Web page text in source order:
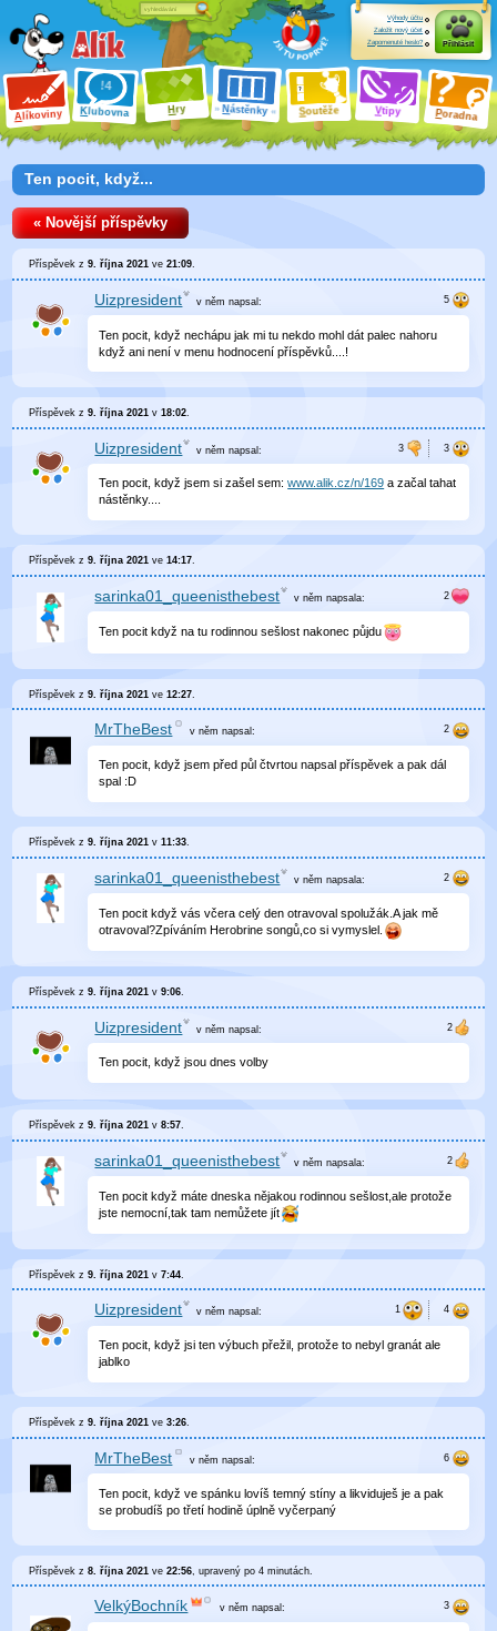
Alíkoviny Klubovna Hry Nástěnky Soutěže Vtipy Poradna
Výhody účtu
Založit nový účet
Zapomenuté heslo?
Přihlásit
Ten pocit, když...
« Novější příspěvky
Příspěvek z9. října 2021 ve21:09.
Uizpresident v něm napsal:
Ten pocit, když nechápu jak mi tu nekdo mohl dát palec nahoru
když ani není v menu hodnocení příspěvků....!
Příspěvek z9. října 2021 v18:02
Uizpresident v něm napsal:
Ten pocit, když jsem si zašel sem:www.alik.cz/n/169 a začal tahat
nástěnky....
Příspěvek z9. října 2021 ve14:17.
sarinka01_queenisthebest v něm napsala:
Ten pocit když na tu rodinnou sešlost nakonec půjdu
Příspěvek z9. října 2021 ve12:27
MrTheBest v němnapsal:
Ten pocit, když jsem před půl čtvrtou napsal příspěvek a pak dál
spal :D
Příspěvek z9. října 2021 v11:33.
sarinka01_queenisthebest v něm napsala:
Ten pocit když vás včera celý den otravoval spolužák.A jak mě
otravoval?Zpíváním Herobrine songů,co si vymyslel.
Příspěvek z9. října 2021 v9:06
Uizpresident v něm napsal:
Ten pocit, když jsou dnes volby
Příspěvek z9. října 2021 v8:57.
sarinka01_queenisthebest v něm napsala:
Ten pocit když máte dneska nějakou rodinnou sešlost,ale protože
jste nemocní,tak tam nemůžete jít
Příspěvek z9. října 2021 v7:44
Uizpresident v něm napsal:
Ten pocit, když jsi ten výbuch přežil, protože to nebyl granát ale
jablko
Příspěvek z9. října 2021 ve3:26.
MrTheBest v němnapsal:
Ten pocit, když ve spánku lovíš temný stíny a likviduješ je a pak
se probudíš po třetí hodině úplně vyčerpaný
Příspěvek z8. října 2021 ve22:56 , upravenýpo 4 minutách
VelkýBochník v něm napsal: